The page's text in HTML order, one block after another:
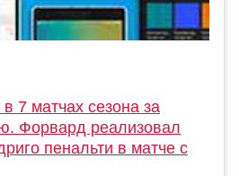
7 матчах сезона за
Форвард реализовал
пенальти в матче с